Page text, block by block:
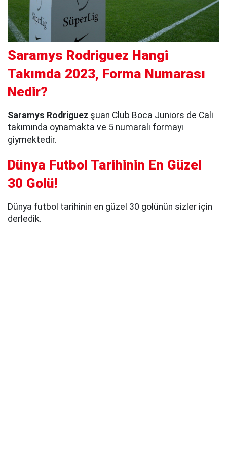
Saramys Rodriguez Hangi
Takımda 2023, Forma Numarası
Nedir?
Saramys Rodriguez şuan Club Boca Juniors de Cali
takımında oynamakta ve 5 numaralı formayı
giymektedir.
Dünya Futbol Tarihinin En Güzel
30 Golü!
Dünya futbol tarihinin en güzel 30 golünün sizler için
derledik.